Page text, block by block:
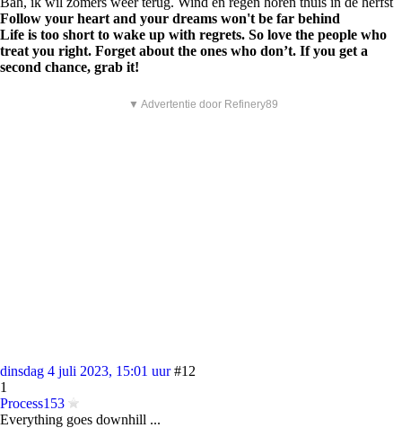
Follow your heart and your dreams won't be far behind
Life is too short to wake up with regrets. So love the people who
treat you right. Forget about the ones who don’t. If you get a
second chance, grab it!
▼ Advertentie door Refinery89
dinsdag 4 juli 2023, 15:01 uur #12
1
Process153
Everything goes downhill ...